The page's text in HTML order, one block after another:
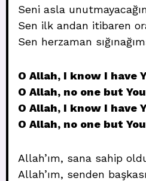
Seni asla
Sen ilk andan itibaren
Sen herzaman
O Allah, I know I have
O Allah, no one but You
O Allah, I know I have
O Allah, no one but You
Allah’ım, sana sahip
Allah’ım, senden